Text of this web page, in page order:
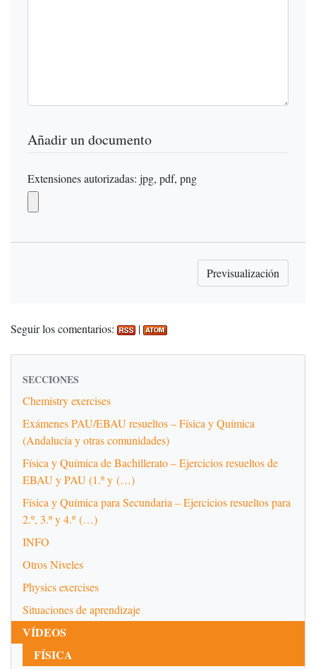
Añadir un documento
Extensiones autorizadas: jpg, pdf, png
Seguir los comentarios: |
SECCIONES
Chemistry exercises
Exámenes PAU/EBAU resueltos – Física y Química
(Andalucía y otras comunidades)
Física y Química de Bachillerato – Ejercicios resueltos de
EBAU y PAU (1.º y (…)
Física y Química para Secundaria – Ejercicios resueltos para
2.º, 3.º y 4.º (…)
INFO
Otros Niveles
Physics exercises
Situaciones de aprendizaje
VÍDEOS
FÍSICA